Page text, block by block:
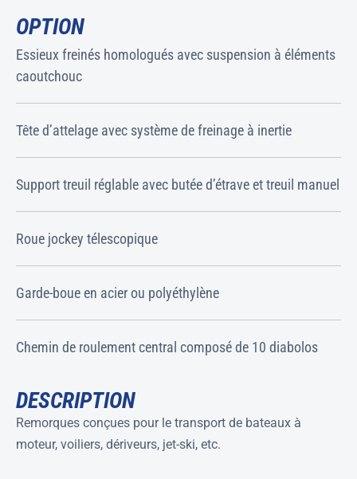
OPTION
Essieux freinés homologués avec suspension à éléments
caoutchouc
Tête d’attelage avec système de freinage à inertie
Support treuil réglable avec butée d’étrave et treuil manuel
Roue jockey télescopique
Garde-boue en acier ou polyéthylène
Chemin de roulement central composé de 10 diabolos
DESCRIPTION
Remorques conçues pour le transport de bateaux à
moteur, voiliers, dériveurs, jet-ski, etc.